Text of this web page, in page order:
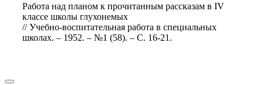
Работа над планом к прочитанным рассказам в IV
классе школы глухонемых
// Учебно-воспитательная работа в специальных
школах. – 1952. – №1 (58). – С. 16-21.